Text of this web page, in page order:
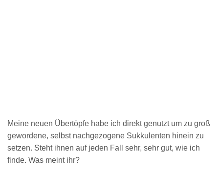
Meine neuen Übertöpfe habe ich direkt genutzt um zu groß
gewordene, selbst nachgezogene Sukkulenten hinein zu
setzen. Steht ihnen auf jeden Fall sehr, sehr gut, wie ich
finde. Was meint ihr?